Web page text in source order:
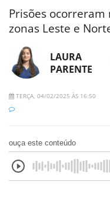
Prisões
zonas Leste e
LAURA
PARENTE
TERÇA, 04/02/2025 ÀS 16:50
ouça este conteúdo